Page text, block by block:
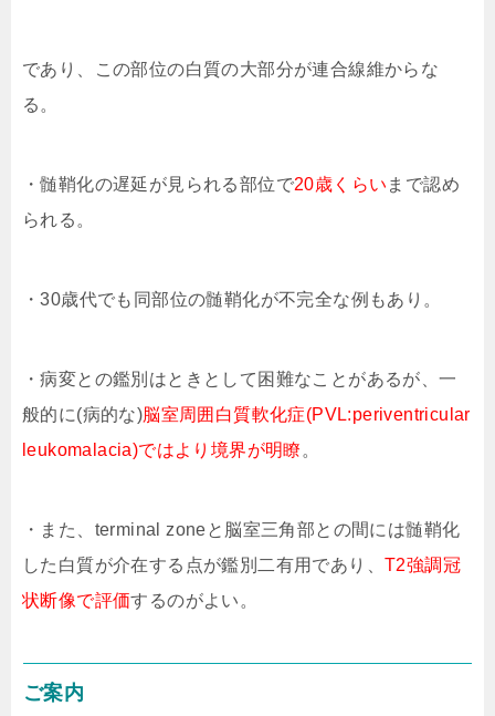
であり、この部位の白質の大部分が連合線維からな
る。
・髄鞘化の遅延が見られる部位で20歳くらい まで認め
られる。
・30歳代でも同部位の髄鞘化が不完全な例もあり。
・病変との鑑別はときとして困難なことがあるが、一
般的に(病的な)脳室周囲白質軟化症(PVL:periventricular
leukomalacia)ではより境界が明瞭 。
・また、terminal zoneと脳室三角部との間には髄鞘化
した白質が介在する点が鑑別二有用であり、 T2強調冠
状断像で評価するのがよい。
ご案内